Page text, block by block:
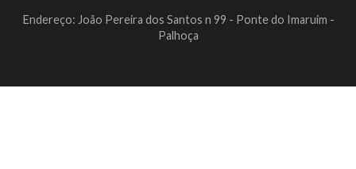
Endereço: João Pereira dos Santos n 99 - Ponte do Imaruim -
Palhoça